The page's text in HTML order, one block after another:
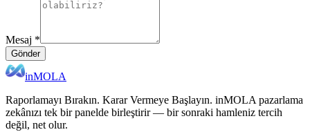
Mesaj *
Gönder
inMOLA
Raporlamayı Bırakın. Karar Vermeye Başlayın. inMOLA pazarlama
zekânızı tek bir panelde birleştirir — bir sonraki hamleniz tercih
değil, net olur.